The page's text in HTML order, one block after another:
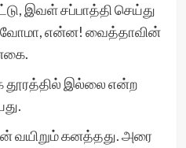
இவள் சப்பாத்தி செய்து
என்ன! வைத்தாவின்
தூரத்தில் இல்லை என்ற
வயிறும் கனத்தது. அரை